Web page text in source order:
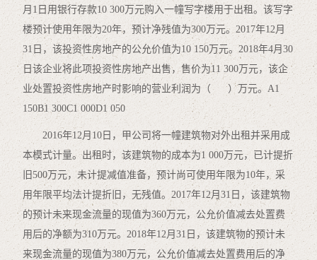
月1日用银行存款10 300万元购入一幢写字楼用于出租。该写字
楼预计使用年限为20年，预计净残值为300万元。2017年12月
31日，该投资性房地产的公允价值为10 150万元。2018年4月30
日该企业将此项投资性房地产出售，售价为11 300万元，该企
业处置投资性房地产时影响的营业利润为（ ）万元。A1
150B1 300C1 000D1 050
2016年12月10日，甲公司将一幢建筑物对外出租并采用成
本模式计量。出租时，该建筑物的成本为1 000万元，已计提折
旧500万元，未计提减值准备，预计尚可使用年限为10年，采
用年限平均法计提折旧，无残值。2017年12月31日，该建筑物
的预计未来现金流量的现值为360万元，公允价值减去处置费
用后的净额为310万元。2018年12月31日，该建筑物的预计未
来现金流量的现值为380万元，公允价值减去处置费用后的净